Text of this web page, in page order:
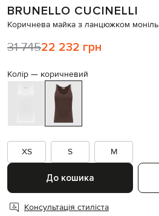
Схожі товари
BRUNELLO CUCINELLI
Коричнева майка з ланцюжком моніль
31 74522 232 грн
Колір — коричневий
XS
S M
До кошика
Консультація стиліста